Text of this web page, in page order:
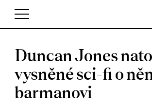
V košíku zatím nemáte
Duncan Jones
vysněné sci-fi o
barmanovi